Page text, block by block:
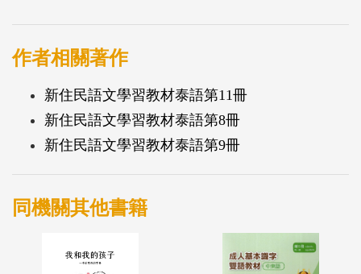
作者相關著作
新住民語文學習教材泰語第11冊
新住民語文學習教材泰語第8冊
新住民語文學習教材泰語第9冊
同機關其他書籍